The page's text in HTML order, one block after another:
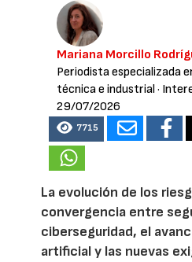
Mariana Morcillo
Periodista especializada
técnica e industrial·
29/07/2026
7715
La evolución de los
convergencia entre
ciberseguridad, el
artificial y las nuevas